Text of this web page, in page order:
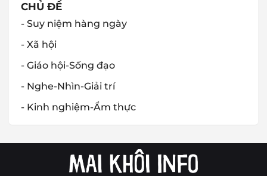
CHỦ ĐỀ
- Suy niệm hàng ngày
- Xã hội
- Giáo hội-Sống đạo
- Nghe-Nhìn-Giải trí
- Kinh nghiệm-Ẩm thực